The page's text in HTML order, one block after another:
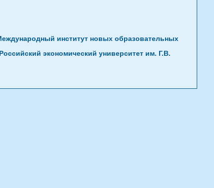
институт новых образовательных
экономический университет им. Г.В.